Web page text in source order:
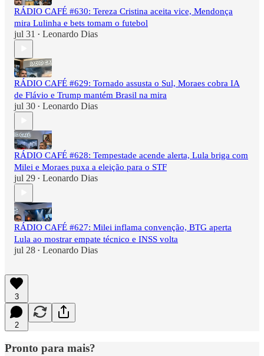
RÁDIO CAFÉ #630: Tereza Cristina aceita vice, Mendonça
mira Lulinha e bets tomam o futebol
jul 31 • Leonardo Dias
RÁDIO CAFÉ #629: Tornado assusta o Sul, Moraes cobra IA
de Flávio e Trump mantém Brasil na mira
jul 30 • Leonardo Dias
RÁDIO CAFÉ #628: Tempestade acende alerta, Lula briga com
Milei e Moraes puxa a eleição para o STF
jul 29 • Leonardo Dias
RÁDIO CAFÉ #627: Milei inflama convenção, BTG aperta
Lula ao mostrar empate técnico e INSS volta
jul 28 • Leonardo Dias
3
2
Pronto para mais?